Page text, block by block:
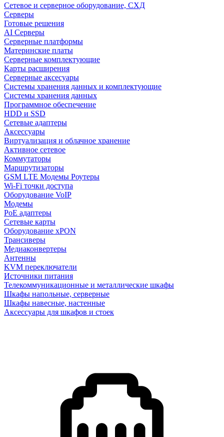
Сетевое и серверное оборудование, СХД
Cерверы
Готовые решения
AI Серверы
Серверные платформы
Материнские платы
Серверные комплектующие
Карты расширения
Серверные аксесуары
Системы хранения данных и комплектующие
Системы хранения данных
Программное обеспечение
HDD и SSD
Сетевые адаптеры
Аксессуары
Виртуализация и облачное хранение
Активное сетевое
Коммутаторы
Маршрутизаторы
GSM LTE Модемы Роутеры
Wi-Fi точки доступа
Оборудование VoIP
Модемы
PoE адаптеры
Сетевые карты
Оборудование xPON
Трансиверы
Медиаконвертеры
Антенны
KVM переключатели
Источники питания
Телекоммуникационные и металлические шкафы
Шкафы напольные, серверные
Шкафы навесные, настенные
Аксессуары для шкафов и стоек